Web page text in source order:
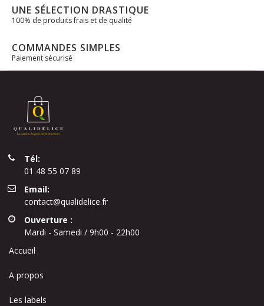
UNE SÉLECTION DRASTIQUE
100% de produits frais et de qualité
COMMANDES SIMPLES
Paiement sécurisé
Tél:
01 48 55 07 89
Email:
contact@qualidelice.fr
Ouverture :
Mardi - Samedi / 9h00 - 22h00
Accueil
A propos
Les labels